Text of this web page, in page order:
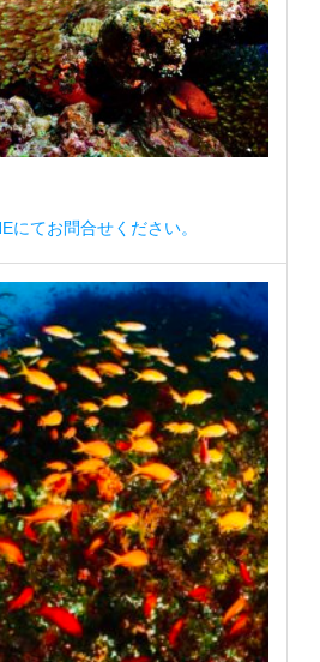
にてお問合せください。